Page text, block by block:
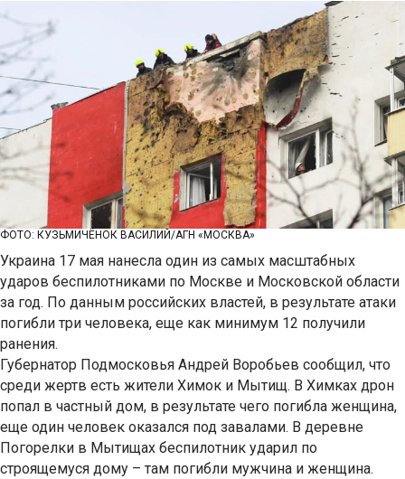
ФОТО: КУЗЬМИЧЁНОК ВАСИЛИЙ/АГН «МОСКВА»
Украина 17 мая нанесла один из самых масштабных
ударов беспилотниками по Москве и Московской области
за год. По данным российских властей, в результате атаки
погибли три человека, еще как минимум 12 получили
ранения.
Губернатор Подмосковья Андрей Воробьев сообщил, что
среди жертв есть жители Химок и Мытищ. В Химках дрон
попал в частный дом, в результате чего погибла женщина,
еще один человек оказался под завалами. В деревне
Погорелки в Мытищах беспилотник ударил по
строящемуся дому – там погибли мужчина и женщина.